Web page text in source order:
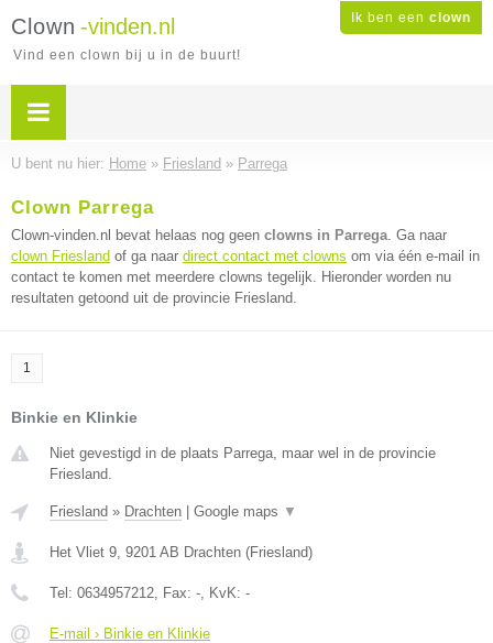
Ik ben een clown
Clown -vinden.nl
Vind een clown bij u in de buurt!
U bent nu hier: Home » Friesland » Parrega
Clown Parrega
Clown-vinden.nl bevat helaas nog geen clowns in Parrega. Ga naar
clown Friesland of ga naar direct contact met clowns om via één e-mail in
contact te komen met meerdere clowns tegelijk. Hieronder worden nu
resultaten getoond uit de provincie Friesland.
1
Binkie en Klinkie
Niet gevestigd in de plaats Parrega, maar wel in de provincie
Friesland.
Friesland » Drachten Google maps ▼
Het Vliet 9, 9201 AB Drachten (Friesland)
Tel: 0634957212, Fax: -, KvK: -
E-mail › Binkie en Klinkie